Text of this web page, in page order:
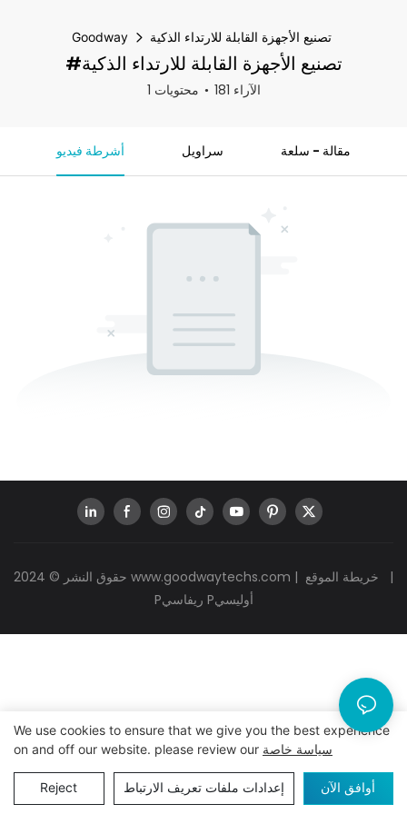
Goodway تصنيع الأجهزة القابلة للارتداء الذكية
#تصنيع الأجهزة القابلة للارتداء الذكية
1 محتويات 181 الآراء
أشرطة فيديو سراويل مقالة - سلعة
www.goodwaytechs.com |
|
Pريفاسي Pأوليسي
We use cookies to ensure that we give you the best experience
on and off our website. please review our سياسة خاصة
Reject إعدادات ملفات تعريف الارتباط أوافق الآن